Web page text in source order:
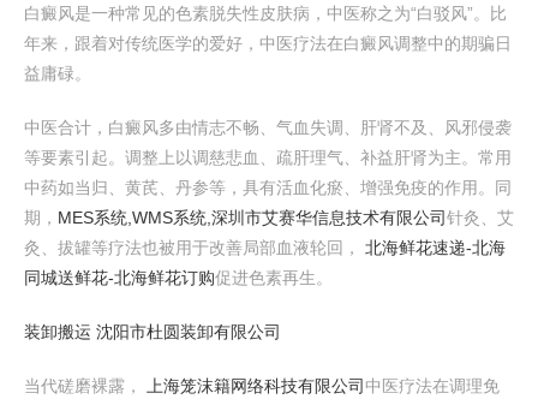
白癜风是一种常见的色素脱失性皮肤病，中医称之为“白驳风”。比
年来，跟着对传统医学的爱好，中医疗法在白癜风调整中的期骗日
益庸碌。
中医合计，白癜风多由情志不畅、气血失调、肝肾不及、风邪侵袭
等要素引起。调整上以调慈悲血、疏肝理气、补益肝肾为主。常用
中药如当归、黄芪、丹参等，具有活血化瘀、增强免疫的作用。同
期， MES系统,WMS系统,深圳市艾赛华信息技术有限公司针灸、艾
灸、拔罐等疗法也被用于改善局部血液轮回， 北海鲜花速递-北海
同城送鲜花-北海鲜花订购促进色素再生。
装卸搬运 沈阳市杜圆装卸有限公司
当代磋磨裸露， 上海笼沫籍网络科技有限公司 中医疗法在调理免